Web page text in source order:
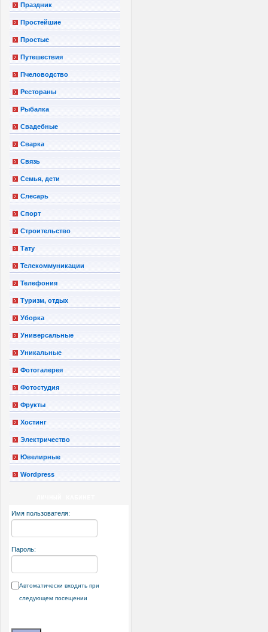
Праздник
Простейшие
Простые
Путешествия
Пчеловодство
Рестораны
Рыбалка
Свадебные
Сварка
Связь
Семья, дети
Слесарь
Спорт
Строительство
Тату
Телекоммуникации
Телефония
Туризм, отдых
Уборка
Универсальные
Уникальные
Фотогалерея
Фотостудия
Фрукты
Хостинг
Электричество
Ювелирные
Wordpress
Имя пользователя:
Пароль:
Автоматически входить при
следующем посещении